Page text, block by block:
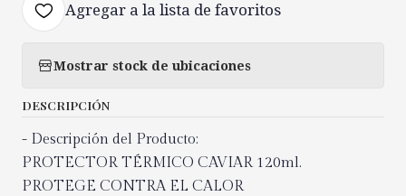
Agregar a la lista de favoritos
Mostrar stock de ubicaciones
DESCRIPCIÓN
- Descripción del Producto:
PROTECTOR TÉRMICO CAVIAR 120ml.
PROTEGE CONTRA EL CALOR